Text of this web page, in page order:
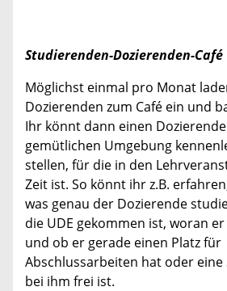
Studierenden-Dozierenden-Café
Möglichst einmal pro Monat
Dozierenden zum Café ein und
Ihr könnt dann einen
gemütlichen Umgebung
stellen, für die in den
Zeit ist. So könnt ihr z.B.
was genau der Dozierende
die UDE gekommen ist, woran
und ob er gerade einen Platz für
Abschlussarbeiten hat oder eine
bei ihm frei ist.